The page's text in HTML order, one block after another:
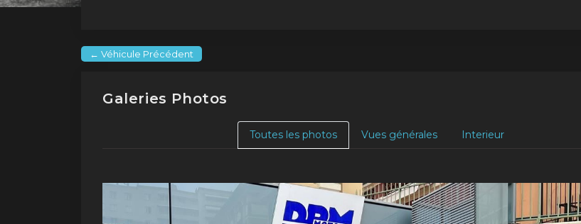
← Véhicule Précédent
Galeries Photos
Toutes les photos Vues générales Interieur